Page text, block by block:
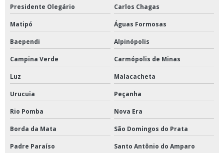
Presidente Olegário Carlos Chagas
Matipó Águas Formosas
Baependi Alpinópolis
Campina Verde Carmópolis de Minas
Luz Malacacheta
Urucuia Peçanha
Rio Pomba Nova Era
Borda da Mata São Domingos do Prata
Padre Paraíso Santo Antônio do Amparo